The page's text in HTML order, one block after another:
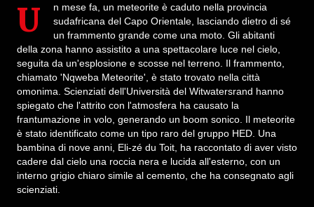
Un mese fa, un meteorite è caduto nella provincia
sudafricana del Capo Orientale, lasciando dietro di sé
un frammento grande come una moto. Gli abitanti
della zona hanno assistito a una spettacolare luce nel cielo,
seguita da un'esplosione e scosse nel terreno. Il frammento,
chiamato 'Nqweba Meteorite', è stato trovato nella città
omonima. Scienziati dell'Università del Witwatersrand hanno
spiegato che l'attrito con l'atmosfera ha causato la
frantumazione in volo, generando un boom sonico. Il meteorite
è stato identificato come un tipo raro del gruppo HED. Una
bambina di nove anni, Eli-zé du Toit, ha raccontato di aver visto
cadere dal cielo una roccia nera e lucida all'esterno, con un
interno grigio chiaro simile al cemento, che ha consegnato agli
scienziati.